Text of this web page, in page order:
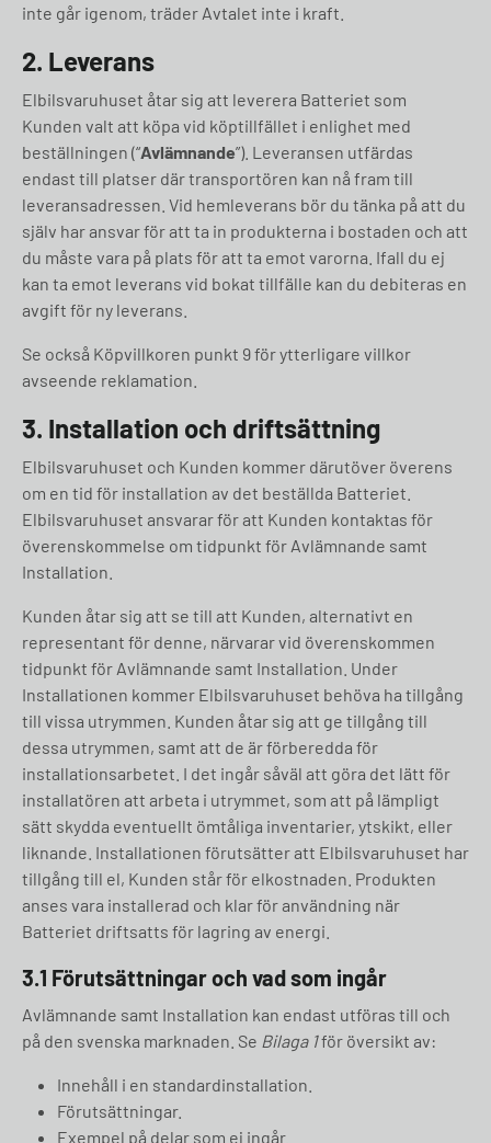
inte går igenom, träder Avtalet inte i kraft.
2. Leverans
Elbilsvaruhuset åtar sig att leverera Batteriet som
Kunden valt att köpa vid köptillfället i enlighet med
beställningen (“Avlämnande”). Leveransen utfärdas
endast till platser där transportören kan nå fram till
leveransadressen. Vid hemleverans bör du tänka på att du
själv har ansvar för att ta in produkterna i bostaden och att
du måste vara på plats för att ta emot varorna. Ifall du ej
kan ta emot leverans vid bokat tillfälle kan du debiteras en
avgift för ny leverans.
Se också Köpvillkoren punkt 9 för ytterligare villkor
avseende reklamation.
3. Installation och driftsättning
Elbilsvaruhuset och Kunden kommer därutöver överens
om en tid för installation av det beställda Batteriet.
Elbilsvaruhuset ansvarar för att Kunden kontaktas för
överenskommelse om tidpunkt för Avlämnande samt
Installation.
Kunden åtar sig att se till att Kunden, alternativt en
representant för denne, närvarar vid överenskommen
tidpunkt för Avlämnande samt Installation. Under
Installationen kommer Elbilsvaruhuset behöva ha tillgång
till vissa utrymmen. Kunden åtar sig att ge tillgång till
dessa utrymmen, samt att de är förberedda för
installationsarbetet. I det ingår såväl att göra det lätt för
installatören att arbeta i utrymmet, som att på lämpligt
sätt skydda eventuellt ömtåliga inventarier, ytskikt, eller
liknande. Installationen förutsätter att Elbilsvaruhuset har
tillgång till el, Kunden står för elkostnaden. Produkten
anses vara installerad och klar för användning när
Batteriet driftsatts för lagring av energi.
3.1 Förutsättningar och vad som ingår
Avlämnande samt Installation kan endast utföras till och
på den svenska marknaden. Se Bilaga 1för översikt av:
Innehåll i en standardinstallation.
Förutsättningar.
Exempel på delar som ej ingår.